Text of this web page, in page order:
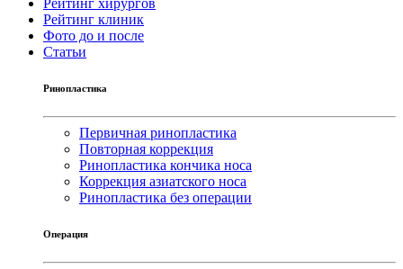
Рейтинг хирургов
Рейтинг клиник
Фото до и после
Статьи
Ринопластика
Первичная ринопластика
Повторная коррекция
Ринопластика кончика носа
Коррекция азиатского носа
Ринопластика без операции
Операция